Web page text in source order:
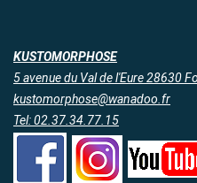
KUSTOMORPHOSE
5 avenue du Val de l'Eure 28630
kustomorphose@wanadoo.fr
Tel: 02.37.34.77.15